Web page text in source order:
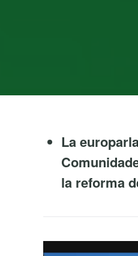
La
la reforma